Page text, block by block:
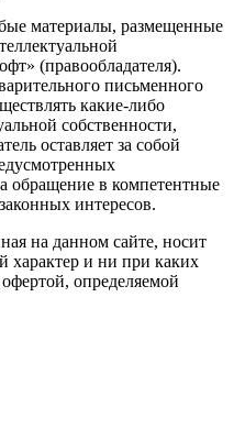
материалы, размещенные
(правообладателя).
письменного
какие-либо
собственности,
оставляет за собой
обращение в компетентные
интересов.
на данном сайте, носит
и ни при каких
определяемой